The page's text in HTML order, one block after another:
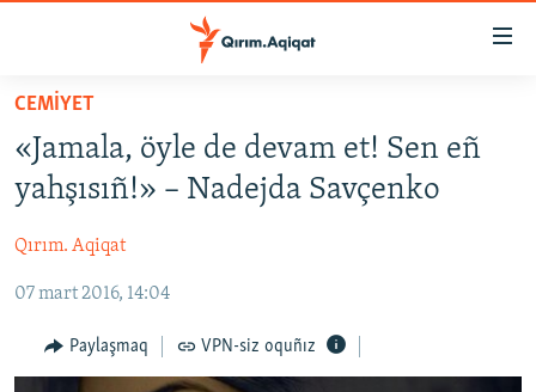
Esas
qaytmaq
Baş
navigatsiyağa
qaytmaq
qaytmaq
HABERLER
SİYASET
İQTİSADİYAT
CEMİYET
MEDENİYET
İNSAN AQLARI
CEMİYET
«Jamala, öyle de devam et! Sen eñ
yahşısıñ!» – Nadejda Savçenko
Qırım. Aqiqat
07 mart 2016, 14:04
Paylaşmaq VPN-siz oquñız